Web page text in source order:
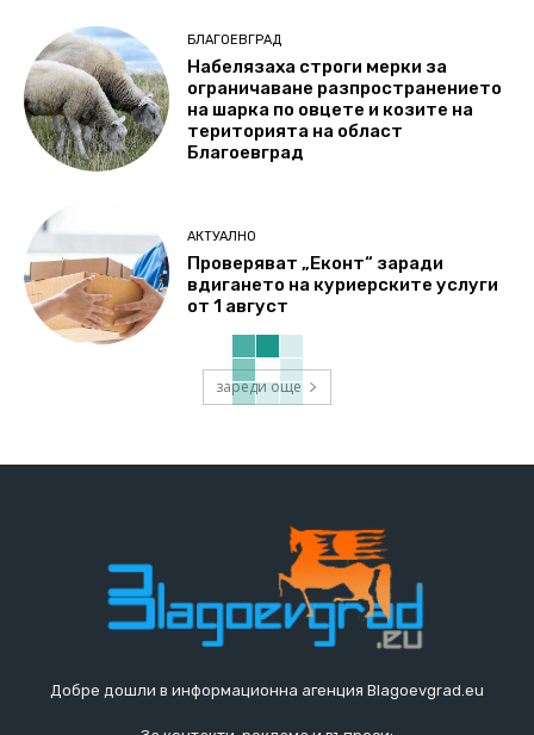
БЛАГОЕВГРАД
Набелязаха строги мерки за
ограничаване разпространението
на шарка по овцете и козите на
територията на област
Благоевград
АКТУАЛНО
Проверяват „Еконт“ заради
вдигането на куриерските услуги
от 1 август
зареди още
Добре дошли в информационна агенция Blagoevgrad.eu